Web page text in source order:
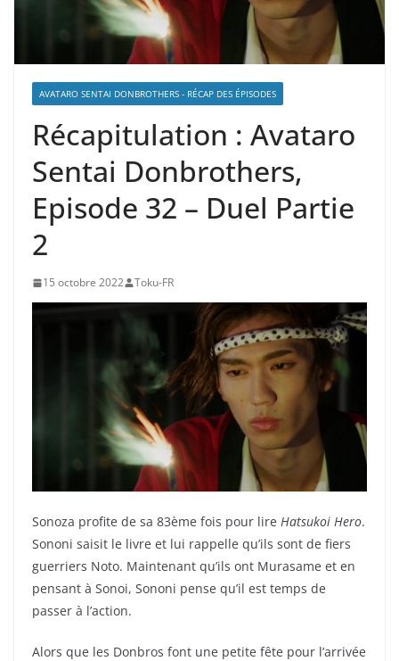
AVATARO SENTAI DONBROTHERS - RÉCAP DES ÉPISODES
Récapitulation : Avataro
Sentai Donbrothers,
Episode 32 – Duel Partie
2
15 octobre 2022 Toku-FR
Sonoza profite de sa 83ème fois pour lire Hatsukoi Hero.
Sononi saisit le livre et lui rappelle qu’ils sont de fiers
guerriers Noto. Maintenant qu’ils ont Murasame et en
pensant à Sonoi, Sononi pense qu’il est temps de
passer à l’action.
Alors que les Donbros font une petite fête pour l’arrivée